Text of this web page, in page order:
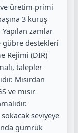
üretim primi
3 kuruş
zamlar
destekleri
Rejimi (DİR)
talepler
Mısırdan
ve mısır
seviyeye
gümrük